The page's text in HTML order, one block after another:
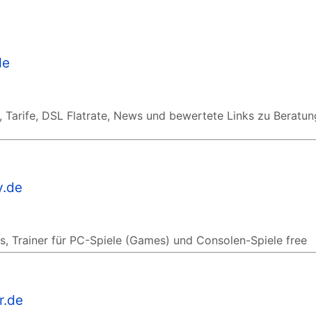
Tarife, DSL Flatrate, News und bewertete Links zu
Trainer für PC-Spiele (Games) und Consolen-Spiele free